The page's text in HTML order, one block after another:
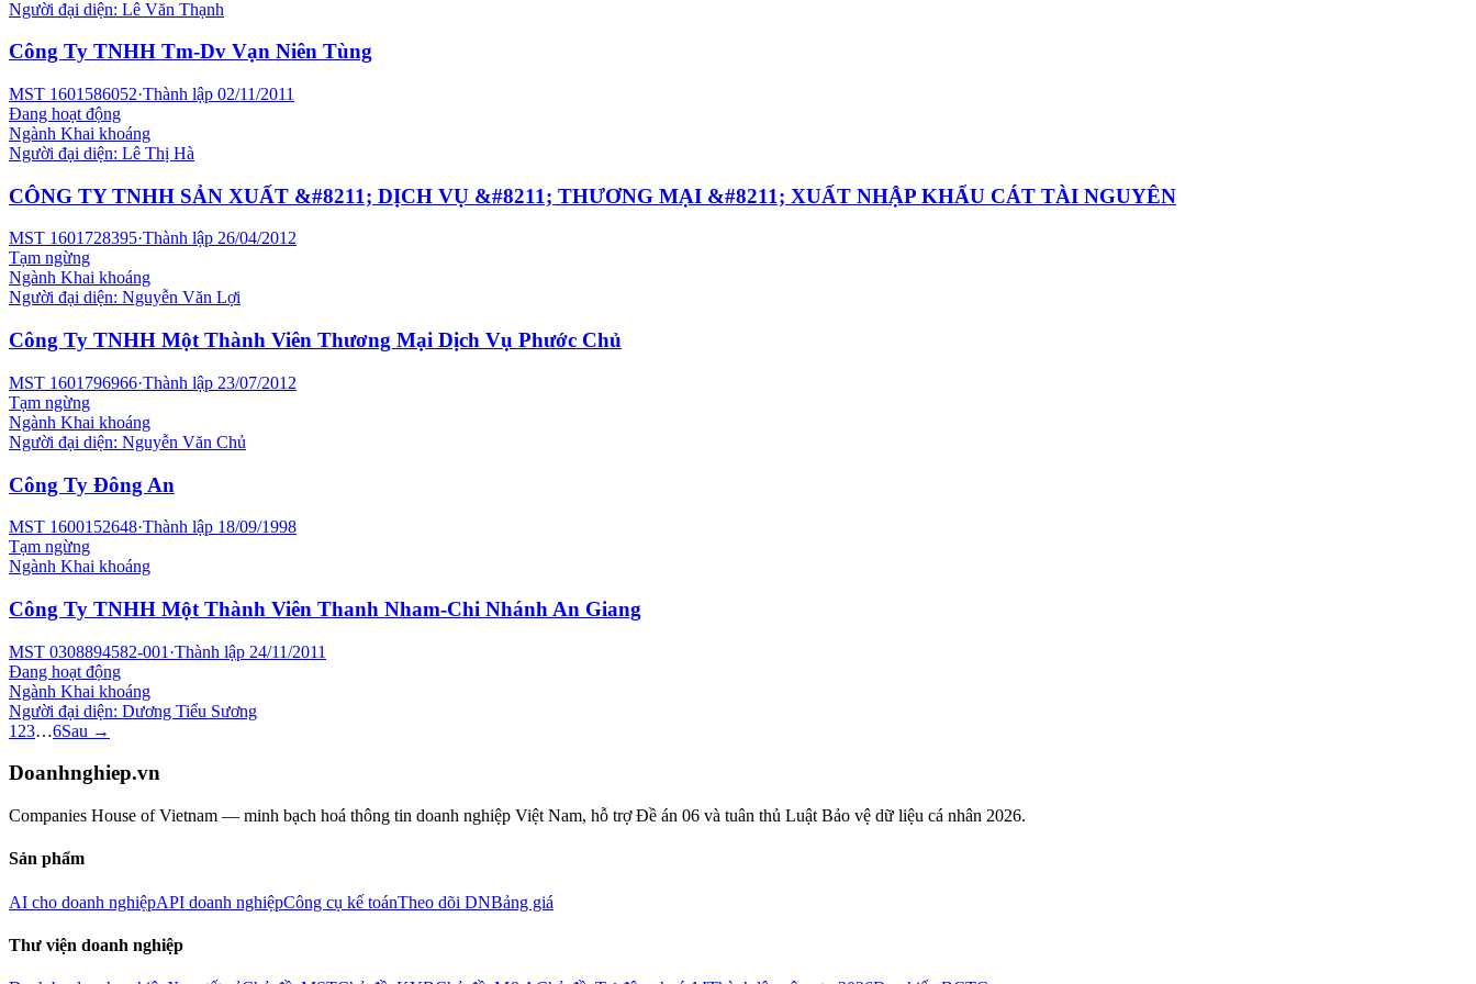
Người đại diện: Lê Văn Thạnh
Công Ty TNHH Tm-Dv Vạn Niên Tùng
MST 1601586052·Thành lập 02/11/2011
Đang hoạt động
Ngành Khai khoáng
Người đại diện: Lê Thị Hà
CÔNG TY TNHH SẢN XUẤT &#8211; DỊCH VỤ &#8211; THƯƠNG MẠI &#8211; XUẤT NHẬP KHẨU CÁT TÀI NGUYÊN
MST 1601728395·Thành lập 26/04/2012
Tạm ngừng
Ngành Khai khoáng
Người đại diện: Nguyễn Văn Lợi
Công Ty TNHH Một Thành Viên Thương Mại Dịch Vụ Phước Chủ
MST 1601796966·Thành lập 23/07/2012
Tạm ngừng
Ngành Khai khoáng
Người đại diện: Nguyễn Văn Chủ
Công Ty Đông An
MST 1600152648·Thành lập 18/09/1998
Tạm ngừng
Ngành Khai khoáng
Công Ty TNHH Một Thành Viên Thanh Nham-Chi Nhánh An Giang
MST 0308894582-001 ·Thành lập 24/11/2011
Đang hoạt động
Ngành Khai khoáng
Người đại diện: Dương Tiểu Sương
1 23…6Sau →
Doanhnghiep.vn
Companies House of Vietnam — minh bạch hoá thông tin doanh nghiệp Việt Nam, hỗ trợ Đề án 06 và tuân thủ Luật Bảo vệ dữ liệu cá nhân 2026.
Sản phẩm
AI cho doanh nghiệpAPI doanh nghiệpCông cụ kế toánTheo dõi DNBảng giá
Thư viện doanh nghiệp